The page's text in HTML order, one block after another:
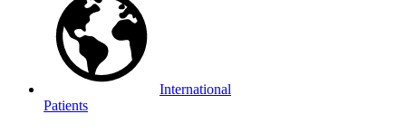
International
Patients